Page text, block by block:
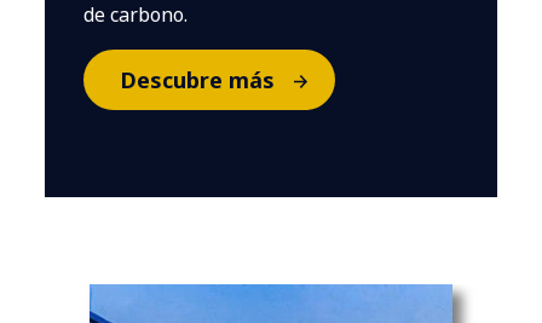
de carbono.
Descubre más